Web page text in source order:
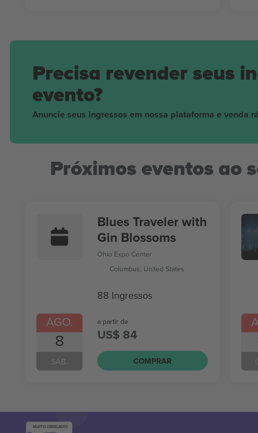
Precisa revender seus
evento?
Anuncie seus ingressos em nossa plataforma e venda
Próximos eventos ao
AGO.
8
SÁB.
Blues Traveler with
Gin Blossoms
Ohio Expo Center
Columbus, United States
88 Ingressos
a partir de
US$ 84
COMPRAR
MUITO OBRIGADO!